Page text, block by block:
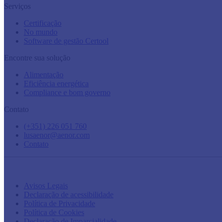
Serviços
Certificação
No mundo
Software de gestão Certool
Encontre sua solução
Alimentação
Eficiência energética
Compliance e bom governo
Contato
(+351) 226 051 760
lusaenor@aenor.com
Contato
Avisos Legais
Declaração de acessibilidade
Política de Privacidade
Política de Cookies